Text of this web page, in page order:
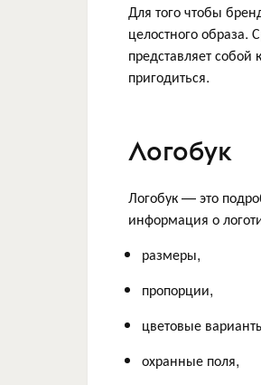
Для того чтобы
целостного образа.
представляет
пригодиться.
Логобук
Логобук — это
информация о
размеры,
пропорции,
цветовые
охранные поля,